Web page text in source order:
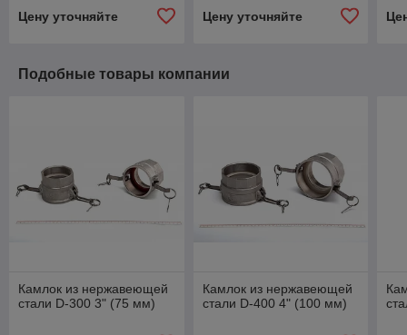
Цену уточняйте
Цену уточняйте
Подобные товары компании
Камлок из нержавеющей
стали D-300 3" (75 мм)
Камлок из нержавеющей
стали D-400 4" (100 мм)